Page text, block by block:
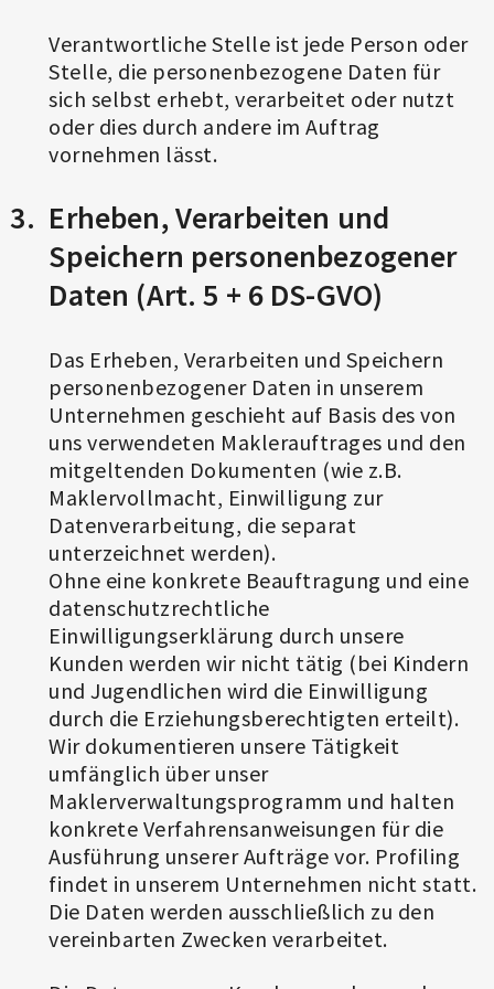
Verantwortliche Stelle ist jede Person oder
Stelle, die personenbezogene Daten für
sich selbst erhebt, verarbeitet oder nutzt
oder dies durch andere im Auftrag
vornehmen lässt.
Erheben, Verarbeiten und
Speichern personenbezogener
Daten (Art. 5 + 6 DS-GVO)
Das Erheben, Verarbeiten und Speichern
personenbezogener Daten in unserem
Unternehmen geschieht auf Basis des von
uns verwendeten Maklerauftrages und den
mitgeltenden Dokumenten (wie z.B.
Maklervollmacht, Einwilligung zur
Datenverarbeitung, die separat
unterzeichnet werden).
Ohne eine konkrete Beauftragung und eine
datenschutzrechtliche
Einwilligungserklärung durch unsere
Kunden werden wir nicht tätig (bei Kindern
und Jugendlichen wird die Einwilligung
durch die Erziehungsberechtigten erteilt).
Wir dokumentieren unsere Tätigkeit
umfänglich über unser
Maklerverwaltungsprogramm und halten
konkrete Verfahrensanweisungen für die
Ausführung unserer Aufträge vor. Profiling
findet in unserem Unternehmen nicht statt.
Die Daten werden ausschließlich zu den
vereinbarten Zwecken verarbeitet.